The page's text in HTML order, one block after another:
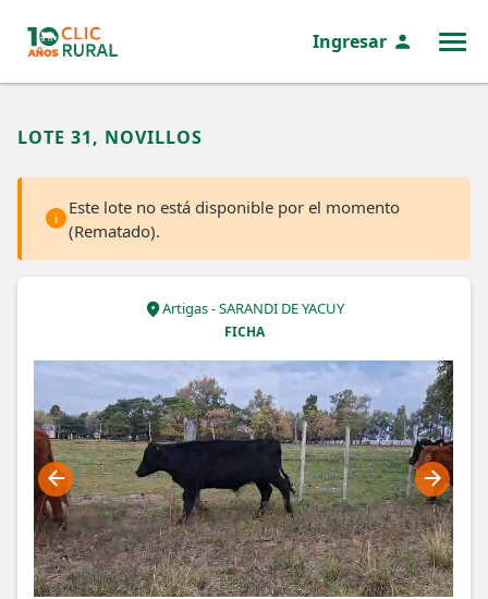
Ingresar
LOTE 31, NOVILLOS
Este lote no está disponible por el momento
(Rematado).
FICHA
Artigas - SARANDI DE YACUY